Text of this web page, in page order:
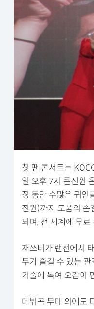
첫 팬 콘서트는
일 오후 7시 콘진원
정 동안 수많은 귀인
진원)까지 도움의 손
되며, 전 세계에 무료
재쓰비가 랜선에서
두가 즐길 수 있는
기술에 녹여 오감이
데뷔곡 무대 외에도